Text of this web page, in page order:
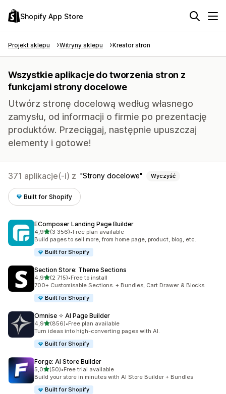
Shopify App Store
Projekt sklepu Witryny sklepu Kreator stron
Wszystkie aplikacje do tworzenia stron z
funkcjami strony docelowe
Utwórz stronę docelową według własnego
zamysłu, od informacji o firmie po prezentację
produktów. Przeciągaj, następnie upuszczaj
elementy i gotowe!
371 aplikacje(-i) z Strony docelowe Wyczyść
Built for Shopify
EComposer Landing Page Builder
4,9na 5 gwiazdek
(3 356)
Łączna liczba recenzji: 3356
•Free plan available
Build pages to sell more, from home page, product, blog, etc.
Built for Shopify
Section Store: Theme Sections
4,9na 5 gwiazdek
(2 715)
Łączna liczba recenzji: 2715
•Free to install
700+ Customisable Sections. + Bundles, Cart Drawer & Blocks
Built for Shopify
Omnise ✧ AI Page Builder
4,9na 5 gwiazdek
(856)
Łączna liczba recenzji: 856
•Free plan available
Turn ideas into high-converting pages with AI.
Built for Shopify
Forge: AI Store Builder
5,0na 5 gwiazdek
(50)
Łączna liczba recenzji: 50
•Free trial available
Build your store in minutes with AI Store Builder + Bundles
Built for Shopify